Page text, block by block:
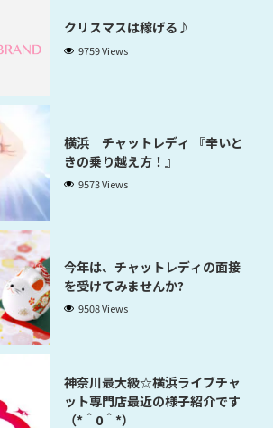
クリスマスは稼げる♪
9759 Views
横浜 チャットレディ 『辛いと
きの乗り越え方！』
9573 Views
今年は、チャットレディの面接
を受けてみませんか?
9508 Views
神奈川最大級☆横浜ライブチャ
ット専門店最近の様子紹介です
（*＾0＾*）